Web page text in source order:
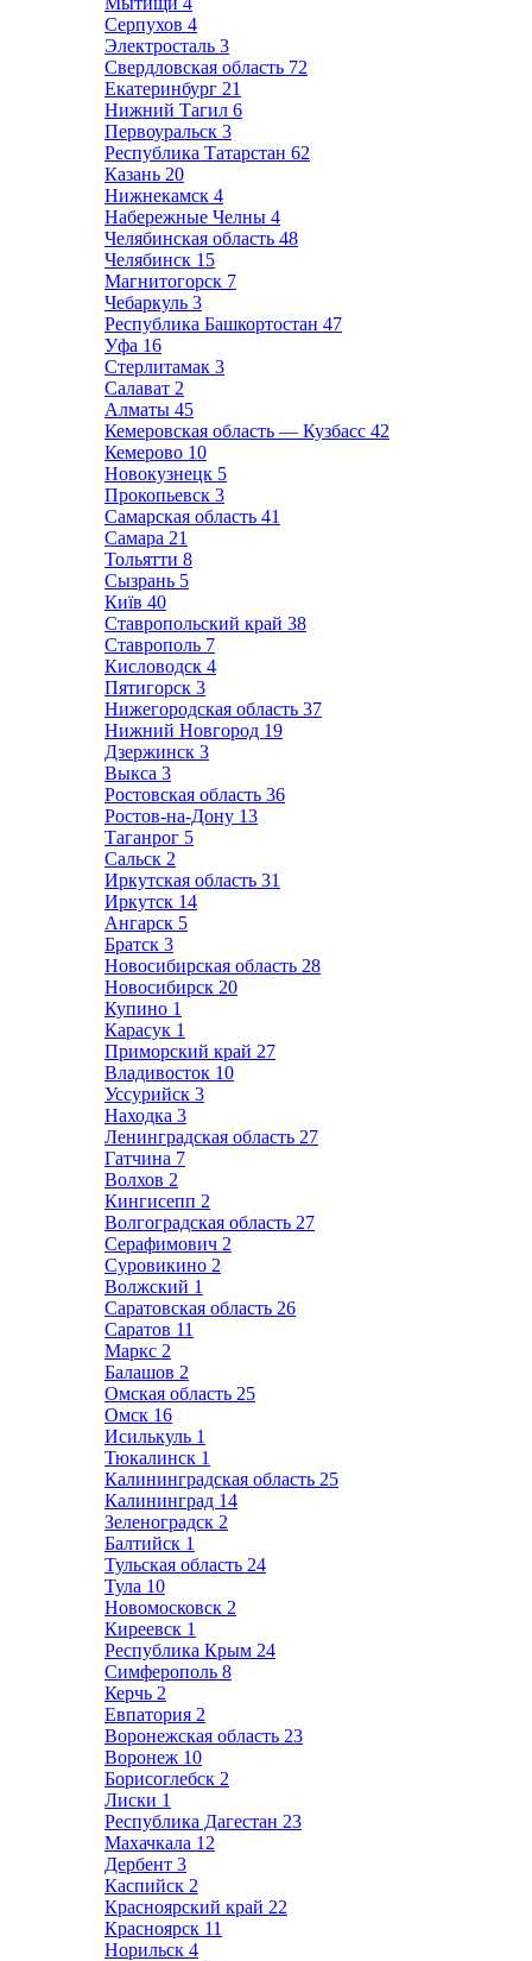
Серпухов 4
Электросталь 3
Свердловская область 72
Екатеринбург 21
Нижний Тагил 6
Первоуральск 3
Республика Татарстан 62
Казань 20
Нижнекамск 4
Набережные Челны 4
Челябинская область 48
Челябинск 15
Магнитогорск 7
Чебаркуль 3
Республика Башкортостан 47
Уфа 16
Стерлитамак 3
Салават 2
Алматы 45
Кемеровская область — Кузбасс 42
Кемерово 10
Новокузнецк 5
Прокопьевск 3
Самарская область 41
Самара 21
Тольятти 8
Сызрань 5
Київ 40
Ставропольский край 38
Ставрополь 7
Кисловодск 4
Пятигорск 3
Нижегородская область 37
Нижний Новгород 19
Дзержинск 3
Выкса 3
Ростовская область 36
Ростов-на-Дону 13
Таганрог 5
Сальск 2
Иркутская область 31
Иркутск 14
Ангарск 5
Братск 3
Новосибирская область 28
Новосибирск 20
Купино 1
Карасук 1
Приморский край 27
Владивосток 10
Уссурийск 3
Находка 3
Ленинградская область 27
Гатчина 7
Волхов 2
Кингисепп 2
Волгоградская область 27
Серафимович 2
Суровикино 2
Волжский 1
Саратовская область 26
Саратов 11
Маркс 2
Балашов 2
Омская область 25
Омск 16
Исилькуль 1
Тюкалинск 1
Калининградская область 25
Калининград 14
Зеленоградск 2
Балтийск 1
Тульская область 24
Тула 10
Новомосковск 2
Киреевск 1
Республика Крым 24
Симферополь 8
Керчь 2
Евпатория 2
Воронежская область 23
Воронеж 10
Борисоглебск 2
Лиски 1
Республика Дагестан 23
Махачкала 12
Дербент 3
Каспийск 2
Красноярский край 22
Красноярск 11
Норильск 4